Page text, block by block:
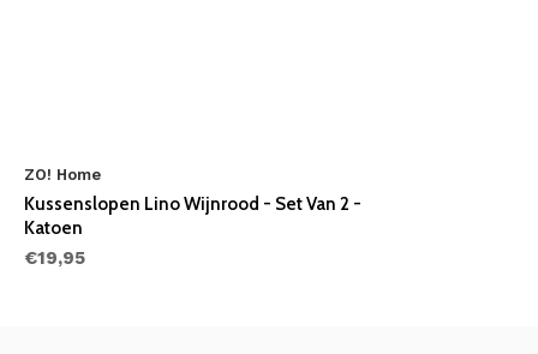
ZO! Home
Kussenslopen Lino Wijnrood - Set Van 2 -
Katoen
€19,95